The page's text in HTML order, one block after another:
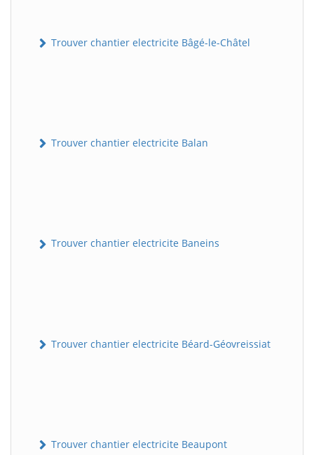
Trouver chantier electricite Bâgé-le-Châtel
Trouver chantier electricite Balan
Trouver chantier electricite Baneins
Trouver chantier electricite Béard-Géovreissiat
Trouver chantier electricite Beaupont